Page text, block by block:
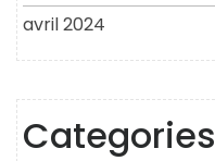
avril 2024
Categories